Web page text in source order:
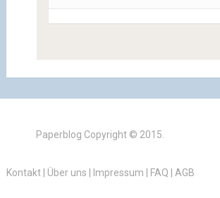
Paperblog Copyright © 2015.
Kontakt| Über uns Impressum FAQ AGB